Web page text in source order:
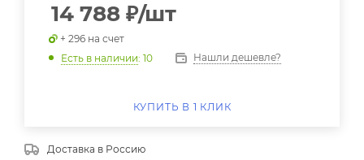
14 788 ₽/шт
+ 296 на счет
Есть в наличии: 10 Нашли дешевле?
КУПИТЬ В 1 КЛИК
Доставка в Россию